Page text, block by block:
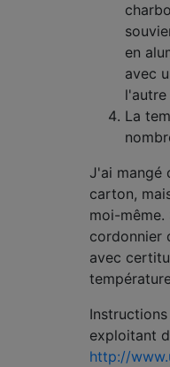
en
avec
La
J'ai mangé
carton,
moi-même.
cordonnier
avec
exploitant
http://